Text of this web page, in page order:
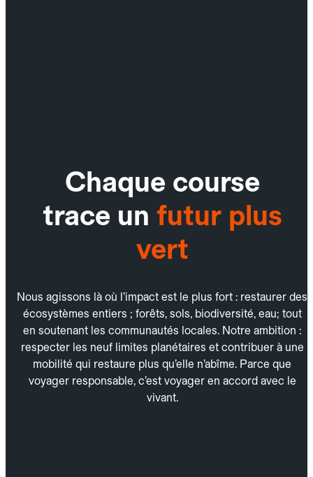
Chaque course
trace un futur plus
vert
Nous agissons là où l’impact est le plus fort : restaurer des
écosystèmes entiers ; forêts, sols, biodiversité, eau; tout
en soutenant les communautés locales. Notre ambition :
respecter les neuf limites planétaires et contribuer à une
mobilité qui restaure plus qu’elle n’abîme. Parce que
voyager responsable, c’est voyager en accord avec le
vivant.